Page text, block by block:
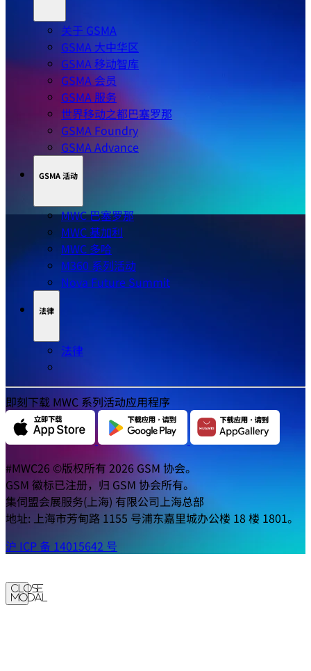
关于 GSMA
GSMA 大中华区
GSMA 移动智库
GSMA 会员
GSMA 服务
世界移动之都巴塞罗那
GSMA Foundry
GSMA Advance
GSMA 活动
MWC 巴塞罗那
MWC 基加利
MWC 多哈
M360 系列活动
Nova Future Summit
法律
法律
即刻下载 MWC 系列活动应用程序
#MWC26 ©版权所有 2026 GSM 协会。
GSM 徽标已注册，归 GSM 协会所有。
集伺盟会展服务(上海) 有限公司上海总部
地址: 上海市芳甸路 1155 号浦东嘉里城办公楼 18 楼 1801。
沪 ICP 备 14015642 号
Close
Modal